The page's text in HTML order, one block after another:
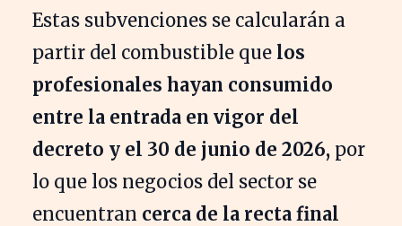
Estas subvenciones se calcularán a
partir del combustible que los
profesionales hayan consumido
entre la entrada en vigor del
decreto y el 30 de junio de 2026, por
lo que los negocios del sector se
encuentran cerca de la recta final